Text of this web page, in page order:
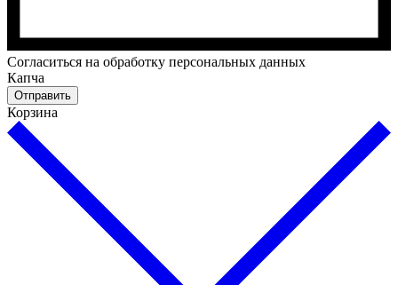
Cогласиться на обработку персональных данных
Капча
Отправить
Корзина